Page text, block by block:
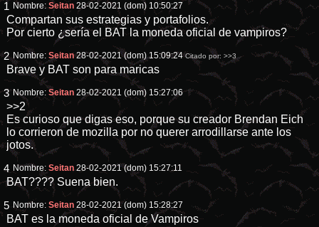
1 Nombre:Seitan 28-02-2021 (dom) 10:50:27
Compartan sus estrategias y portafolios.
Por cierto ¿sería el BAT la moneda oficial de vampiros?
2 Nombre:Seitan 28-02-2021 (dom) 15:09:24 Citado por:>>3
Brave y BAT son para maricas
3 Nombre:Seitan 28-02-2021 (dom) 15:27:06
>>2
Es curioso que digas eso, porque su creador Brendan Eich
lo corrieron de mozilla por no querer arrodillarse ante los
jotos.
4 Nombre:Seitan 28-02-2021 (dom) 15:27:11
BAT???? Suena bien.
5 Nombre:Seitan 28-02-2021 (dom) 15:28:27
BAT es la moneda oficial de Vampiros